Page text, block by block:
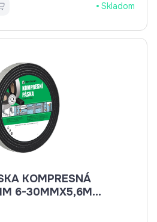
Skladom
KOMPRESNÁ
6-30MMX5,6M